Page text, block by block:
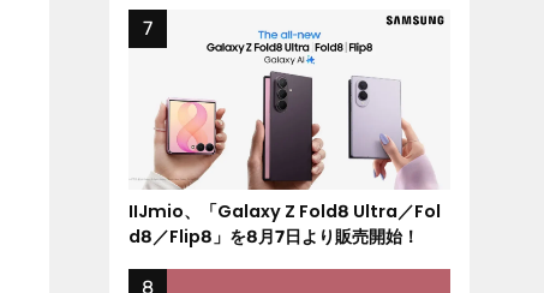
IIJmio、「Galaxy Z Fold8 Ultra／Fol
d8／Flip8」を8月7日より販売開始！